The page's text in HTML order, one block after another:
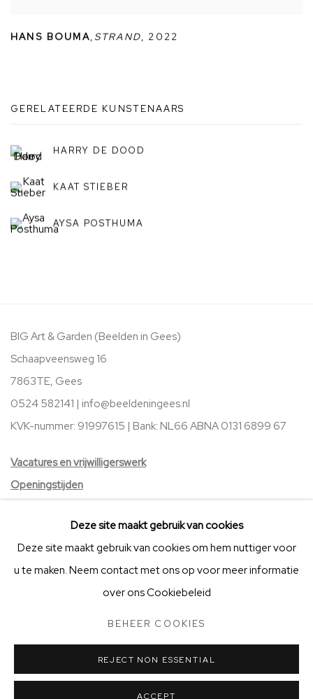
HANS BOUMA,STRAND, 2022
GERELATEERDE KUNSTENAARS
HARRY DE DOOD
KAAT STIEBER
AYSA POSTHUMA
BIG Art & Garden (Beelden in Gees)
Schaapveensweg 16
7863TE, Gees
0524 582141 | info@beeldeningees.nl
KVK-nummer: 91997615 | Bank: NL66 ABNA 0131 6899 67
Vacaturesen vrijwilligerswerk
Openingstijden
Deze site maakt gebruik van cookies
Deze site maakt gebruik van cookies om hem nuttiger voor
u te maken. Neem contact met ons op voor meer informatie
over ons Cookiebeleid
BEHEER COOKIES
REJECT NON ESSENTIAL
ACCEPT